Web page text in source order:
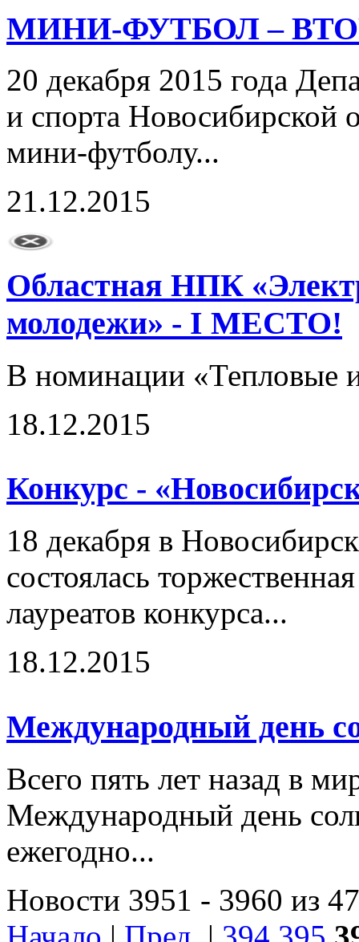
МИНИ-ФУТБОЛ –
20 декабря 2015 года
и спорта Новосибирской
мини-футболу...
21.12.2015
Областная НПК
молодежи» - I МЕСТО!
В номинации «Тепловые
18.12.2015
Конкурс -
18 декабря в
состоялась
лауреатов конкурса...
18.12.2015
Международный день
Всего пять лет назад в
Международный день
ежегодно...
Новости 3951 - 3960 из